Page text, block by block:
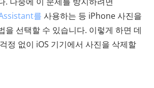
를 사용하는 등 iPhone 사진을
을 선택할 수 있습니다. 이렇게 하면 데
정 없이 iOS 기기에서 사진을 삭제할